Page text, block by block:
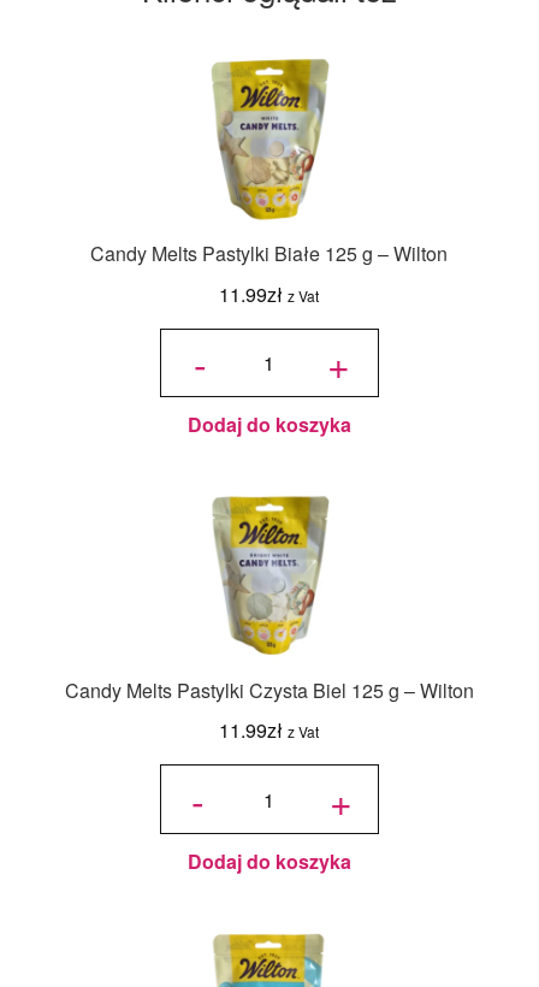
Candy Melts Pastylki Białe 125 g – Wilton
11.99zł z Vat
-
ilość
Pastylki
Białe
Wilton +
Dodaj do koszyka
Candy Melts Pastylki Czysta Biel 125 g – Wilton
11.99zł z Vat
-
ilość
Pastylki
Czysta
Biel
125 g -
Wilton
+
Dodaj do koszyka